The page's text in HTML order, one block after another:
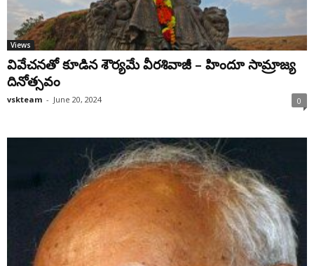
Views
వివేచనతో కూడిన శౌర్యమే వీరశివాజీ – హిందూ సామ్రాజ్య
దినోత్సవం
vskteam - June 20, 2024 0